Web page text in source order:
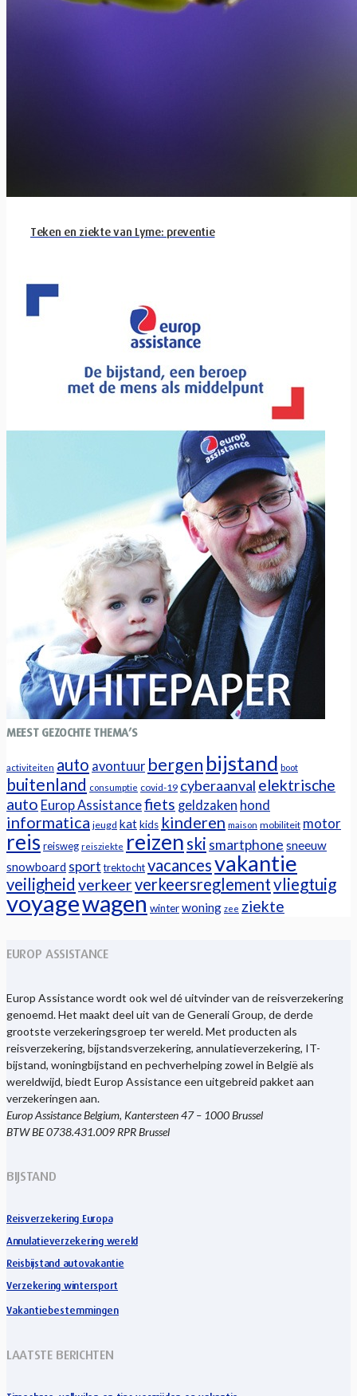
Teken en ziekte van Lyme: preventie
MEEST GEZOCHTE THEMA’S
activiteiten auto avontuur bergen bijstand boot
buitenland consumptie covid-19 cyberaanval elektrische
auto Europ Assistancefiets geldzaken hond
informatica jeugd katkids kinderen maison mobiliteit motor
reis reisweg reisziekte reizen ski smartphone sneeuw
snowboard sport trektochtvacancesvakantie
veiligheid verkeerverkeersreglementvliegtuig
voyagewagen winterwoning zee ziekte
EUROP ASSISTANCE
Europ Assistance wordt ook wel dé uitvinder van de reisverzekering
genoemd. Het maakt deel uit van de Generali Group, de derde
grootste verzekeringsgroep ter wereld. Met producten als
reisverzekering, bijstandsverzekering, annulatieverzekering, IT-
bijstand, woningbijstand en pechverhelping zowel in België als
wereldwijd, biedt Europ Assistance een uitgebreid pakket aan
verzekeringen aan.
Europ Assistance Belgium, Kantersteen 47 – 1000 Brussel
BTW BE 0738.431.009 RPR Brussel
BIJSTAND
Reisverzekering Europa
Annulatieverzekering wereld
Reisbijstand autovakantie
Verzekering wintersport
Vakantiebestemmingen
LAATSTE BERICHTEN